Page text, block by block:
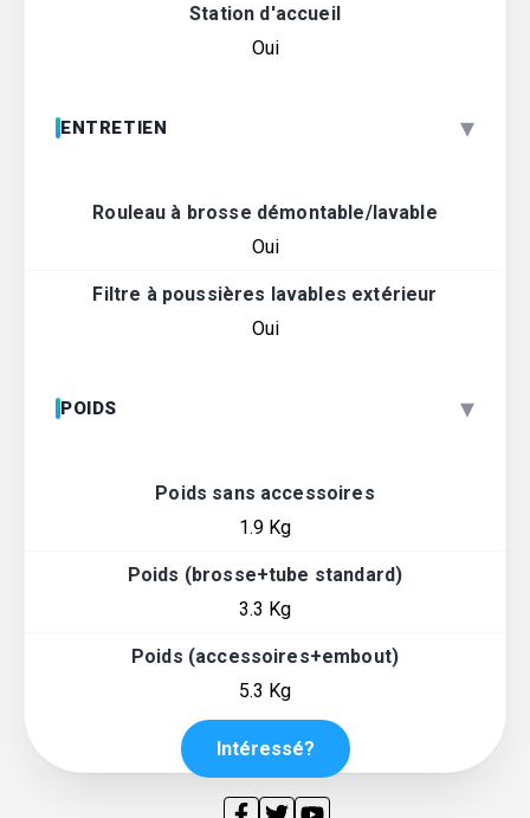
Station d'accueil
Oui
ENTRETIEN ▾
Rouleau à brosse démontable/lavable
Oui
Filtre à poussières lavables extérieur
Oui
POIDS ▾
Poids sans accessoires
1.9 Kg
Poids (brosse+tube standard)
3.3 Kg
Poids (accessoires+embout)
5.3 Kg
Intéressé?